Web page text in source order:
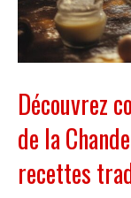
Découvrez
de la
recettes